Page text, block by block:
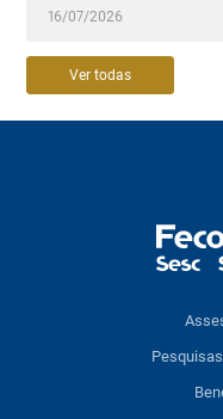
16/07/2026
Ver todas